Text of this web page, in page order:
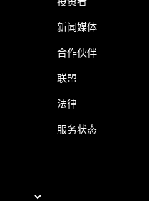
新闻媒体
合作伙伴
联盟
法律
服务状态